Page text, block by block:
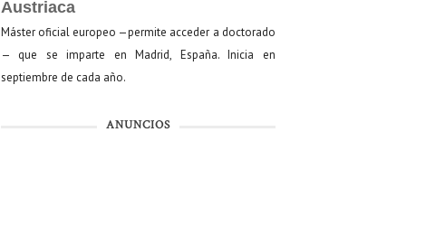
Austriaca
Máster oficial europeo —permite acceder a doctorado
— que se imparte en Madrid, España. Inicia en
septiembre de cada año.
ANUNCIOS